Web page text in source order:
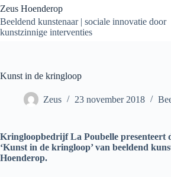
Zeus Hoenderop
Beeldend kunstenaar | sociale innovatie door
kunstzinnige interventies
Kunst in de kringloop
Zeus 23 november 2018
Kringloopbedrijf La Poubelle presenteert
‘Kunst in de kringloop’ van beeldend
Hoenderop.